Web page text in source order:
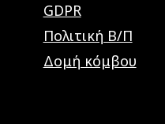
GDPR
Πολιτική Β/Π
Δομή κόμβου